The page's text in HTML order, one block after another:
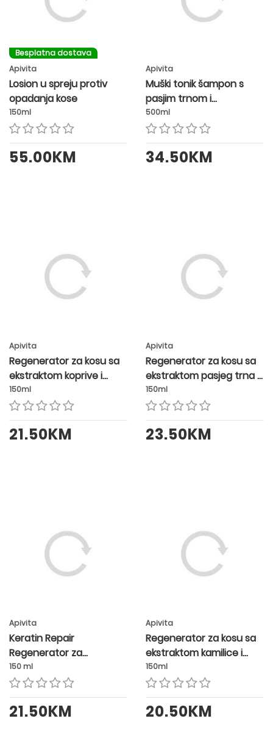
Besplatna dostava
Apivita
Losion u spreju protiv
opadanja kose
150ml
55.00KM
Apivita
Muški tonik šampon s
pasjim trnom i
ružmarinom
500ml
34.50KM
Apivita
Regenerator za kosu sa
ekstraktom koprive i
propolisa
150ml
21.50KM
Apivita
Regenerator za kosu sa
ekstraktom pasjeg trna i
lovora
150ml
23.50KM
Apivita
Keratin Repair
Regenerator za
obnavljanje kose
150 ml
21.50KM
Apivita
Regenerator za kosu sa
ekstraktom kamilice i
meda
150ml
20.50KM